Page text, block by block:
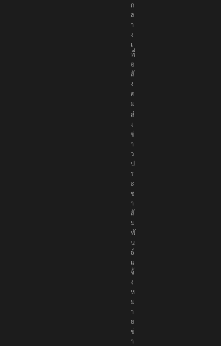
ก
ล
า
ง
เ
พื่
อ
สั
ง
ค
ม
ส่
ง
ข่
า
ว
ป
ร
ะ
ช
า
สั
ม
พั
น
ธ์
แ
จ้
ง
ห
ม
า
ย
ข่
า